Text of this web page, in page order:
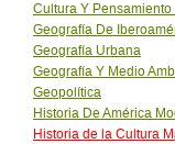
Cultura Y
Geografía De
Geografía Urbana
Geografía Y Medio
Geopolítica
Historia De América
Historia de la Cultura